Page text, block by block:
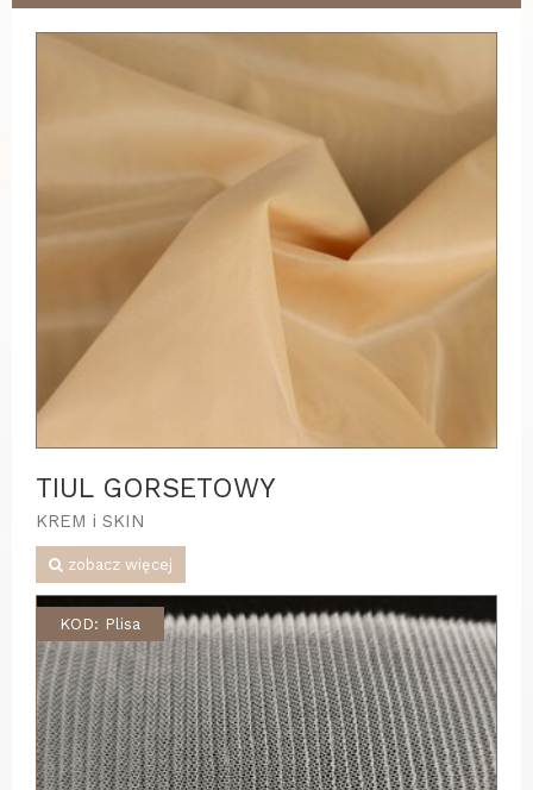
TIUL GORSETOWY
KREM i SKIN
zobacz więcej
KOD: Plisa